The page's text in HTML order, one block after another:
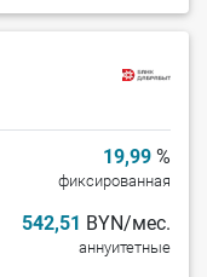
погашения без
19,99 %
фиксированная
542,51 BYN/мес.
аннуитетные